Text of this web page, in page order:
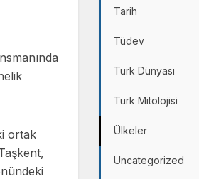
ortak
Tarih
Tüdev
Türk Dünyası
Türk Mitolojisi
Ülkeler
Uncategorized